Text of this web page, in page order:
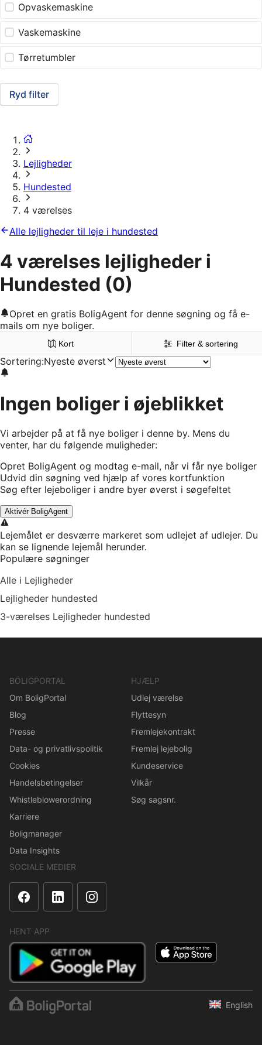
Opvaskemaskine
Vaskemaskine
Tørretumbler
Ryd filter
Lejligheder
Hundested
4 værelses
Alle lejligheder til leje i hundested
4 værelses lejligheder i
Hundested (0)
Opret en gratis BoligAgent for denne søgning og få e-
mails om nye boliger.
Kort Filter & sortering
Sortering:Nyeste øverst
Ingen boliger i øjeblikket
Vi arbejder på at få nye boliger i denne by. Mens du
venter, har du følgende muligheder:
Opret BoligAgent og modtag e-mail, når vi får nye boliger
Udvid din søgning ved hjælp af vores kortfunktion
Søg efter lejeboliger i andre byer øverst i søgefeltet
Aktivér BoligAgent
Lejemålet er desværre markeret som udlejet af udlejer. Du
kan se lignende lejemål herunder.
Populære søgninger
Alle i Lejligheder
Lejligheder hundested
3-værelses Lejligheder hundested
BOLIGPORTAL
Om BoligPortal
Blog
Presse
Data- og privatlivspolitik
Cookies
Handelsbetingelser
Whistleblowerordning
Karriere
Boligmanager
Data Insights
HJÆLP
Udlej værelse
Flyttesyn
Fremlejekontrakt
Fremlej lejebolig
Kundeservice
Vilkår
Søg sagsnr.
SOCIALE MEDIER
HENT APP
English